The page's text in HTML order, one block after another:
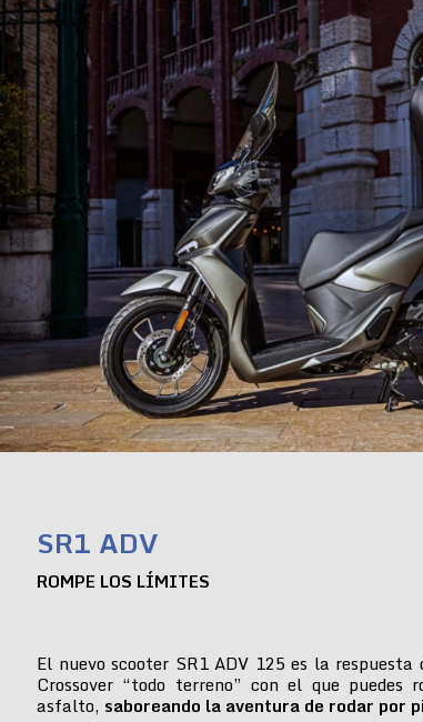
SR1 ADV
ROMPE LOS LÍMITES
El nuevo scooter SR1 ADV 125 es la respuesta
Crossover “todo terreno” con el que
asfalto, saboreando la aventura de rodar por